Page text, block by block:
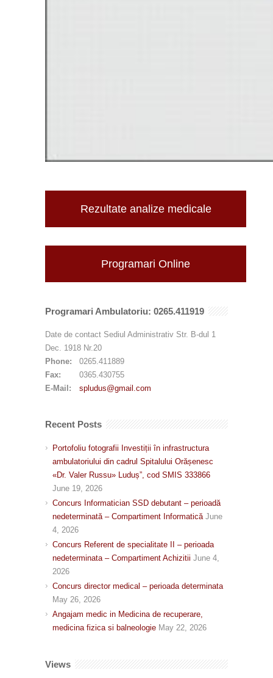
Rezultate analize medicale
Programari Online
Programari Ambulatoriu: 0265.411919
Date de contact Sediul Administrativ Str. B-dul 1
Dec. 1918 Nr.20
Phone:
0265.411889
Fax:
0365.430755
E-Mail:
spludus@gmail.com
Recent Posts
Portofoliu fotografii Investiții în infrastructura
ambulatoriului din cadrul Spitalului Orășenesc
«Dr. Valer Russu» Luduș”, cod SMIS 333866
June 19, 2026
Concurs Informatician SSD debutant – perioadă
nedeterminată – Compartiment Informatică June
4, 2026
Concurs Referent de specialitate II – perioada
nedeterminata – Compartiment Achizitii June 4,
2026
Concurs director medical – perioada determinata
May 26, 2026
Angajam medic in Medicina de recuperare,
medicina fizica si balneologie May 22, 2026
Views